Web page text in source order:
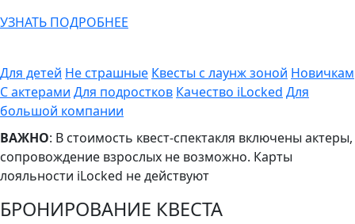
УЗНАТЬ ПОДРОБНЕЕ
Для детей Не страшные Квесты с лаунж зоной Новичкам
С актерами Для подростков Качество iLocked Для
большой компании
ВАЖНО: В стоимость квест-спектакля включены актеры,
сопровождение взрослых не возможно. Карты
лояльности iLocked не действуют
БРОНИРОВАНИЕ КВЕСТА